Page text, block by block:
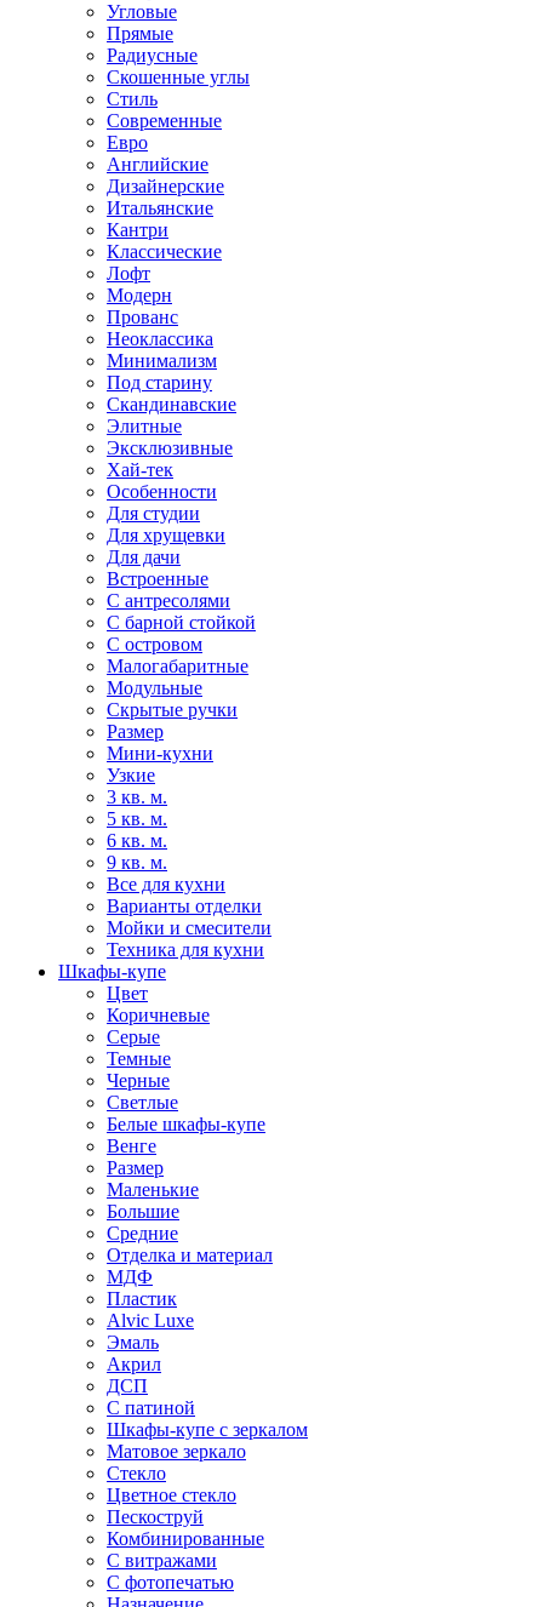
Угловые
Прямые
Радиусные
Скошенные углы
Стиль
Современные
Евро
Английские
Дизайнерские
Итальянские
Кантри
Классические
Лофт
Модерн
Прованс
Неоклассика
Минимализм
Под старину
Скандинавские
Элитные
Эксклюзивные
Хай-тек
Особенности
Для студии
Для хрущевки
Для дачи
Встроенные
С антресолями
С барной стойкой
С островом
Малогабаритные
Модульные
Скрытые ручки
Размер
Мини-кухни
Узкие
3 кв. м.
5 кв. м.
6 кв. м.
9 кв. м.
Все для кухни
Варианты отделки
Мойки и смесители
Техника для кухни
Шкафы-купе
Цвет
Коричневые
Серые
Темные
Черные
Светлые
Белые шкафы-купе
Венге
Размер
Маленькие
Большие
Средние
Отделка и материал
МДФ
Пластик
Alvic Luxe
Эмаль
Акрил
ДСП
С патиной
Шкафы-купе с зеркалом
Матовое зеркало
Стекло
Цветное стекло
Пескоструй
Комбинированные
С витражами
С фотопечатью